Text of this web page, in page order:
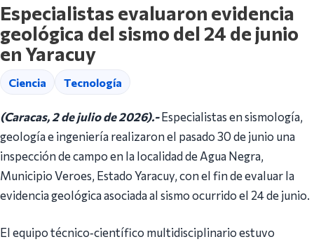
Especialistas evaluaron evidencia
geológica del sismo del 24 de junio
en Yaracuy
Ciencia Tecnología
(Caracas, 2 de julio de 2026).-Especialistas en sismología,
geología e ingeniería realizaron el pasado 30 de junio una
inspección de campo en la localidad de Agua Negra,
Municipio Veroes, Estado Yaracuy, con el fin de evaluar la
evidencia geológica asociada al sismo ocurrido el 24 de junio.
El equipo técnico‑científico multidisciplinario estuvo